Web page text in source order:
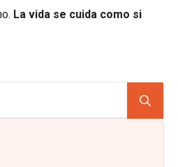
La vida se cuida como si